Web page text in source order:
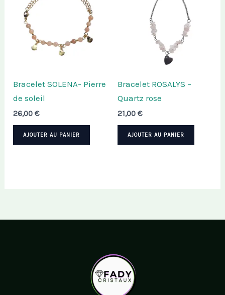
Bracelet SOLENA- Pierre
de soleil
26,00€
AJOUTER AU PANIER
Bracelet ROSALYS –
Quartz rose
21,00 €
AJOUTER AU PANIER